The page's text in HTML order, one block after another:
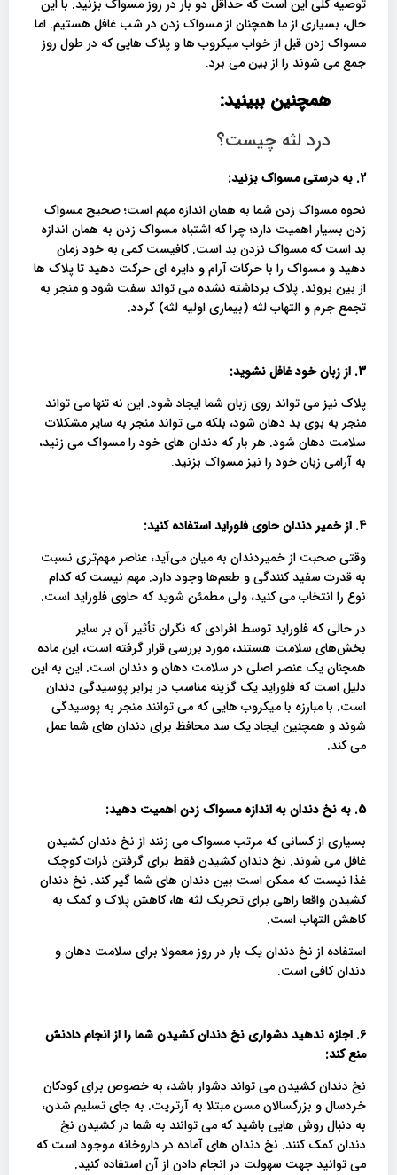
توصیه کلی این است که حداقل دو بار در روز مسواک بزنید. با این
حال، بسیاری از ما همچنان از مسواک زدن در شب غافل هستیم. اما
مسواک زدن قبل از خواب میکروب ها و پلاک هایی که در طول روز
جمع می شوند را از بین می برد.
همچنین ببینید:
درد لثه چیست؟
2. به درستی مسواک بزنید:
نحوه مسواک زدن شما به همان اندازه مهم است؛ صحیح مسواک
زدن بسیار اهمیت دارد؛ چرا که اشتباه مسواک زدن به همان اندازه
بد است که مسواک نزدن بد است. کافیست کمی به خود زمان
دهید و مسواک را با حرکات آرام و دایره ای حرکت دهید تا پلاک ها
از بین بروند. پلاک برداشته نشده می تواند سفت شود و منجر به
تجمع جرم و التهاب لثه (بیماری اولیه لثه) گردد.
3. از زبان خود غافل نشوید:
پلاک نیز می تواند روی زبان شما ایجاد شود. این نه تنها می تواند
منجر به بوی بد دهان شود، بلکه می تواند منجر به سایر مشکلات
سلامت دهان شود. هر بار که دندان های خود را مسواک می زنید،
به آرامی زبان خود را نیز مسواک بزنید.
4. از خمیر دندان حاوی فلوراید استفاده کنید:
وقتی صحبت از خمیردندان به میان می‌آید، عناصر مهم‌تری نسبت
به قدرت سفید کنندگی و طعم‌ها وجود دارد. مهم نیست که کدام
نوع را انتخاب می کنید، ولی مطمئن شوید که حاوی فلوراید است.
در حالی که فلوراید توسط افرادی که نگران تأثیر آن بر سایر
بخش‌های سلامت هستند، مورد بررسی قرار گرفته است، این ماده
همچنان یک عنصر اصلی در سلامت دهان و دندان است. این به این
دلیل است که فلوراید یک گزینه مناسب در برابر پوسیدگی دندان
است. با مبارزه با میکروب هایی که می توانند منجر به پوسیدگی
شوند و همچنین ایجاد یک سد محافظ برای دندان های شما عمل
می کند.
5. به نخ دندان به اندازه مسواک زدن اهمیت دهید:
بسیاری از کسانی که مرتب مسواک می زنند از نخ دندان کشیدن
غافل می شوند. نخ دندان کشیدن فقط برای گرفتن ذرات کوچک
غذا نیست که ممکن است بین دندان های شما گیر کند. نخ دندان
کشیدن واقعا راهی برای تحریک لثه ها، کاهش پلاک و کمک به
کاهش التهاب است.
استفاده از نخ دندان یک بار در روز معمولا برای سلامت دهان و
دندان کافی است.
6. اجازه ندهید دشواری نخ دندان کشیدن شما را از انجام دادنش
منع کند:
نخ دندان کشیدن می تواند دشوار باشد، به خصوص برای کودکان
خردسال و بزرگسالان مسن مبتلا به آرتریت. به جای تسلیم شدن،
به دنبال روش هایی باشید که می توانند به شما در کشیدن نخ
دندان کمک کنند. نخ دندان های آماده در داروخانه موجود است که
می توانید جهت سهولت در انجام دادن از آن استفاده کنید.